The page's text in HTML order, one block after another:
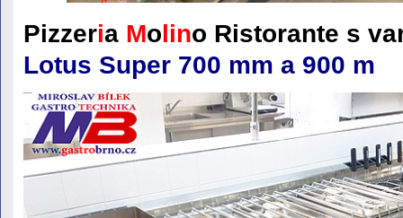
PizzeriaMolino Ristorante s
Lotus Super 700 mm a 900 m